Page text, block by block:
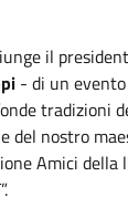
il
- di un
tradizioni
del nostro
Amici della